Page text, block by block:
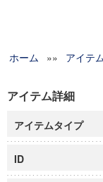
グローバル
科学研究費
慶應義塾大
慶應義塾大
博士課程教
学術雑誌掲
ホーム »» アイテ
アイテム詳細
アイテムタイプ
ID